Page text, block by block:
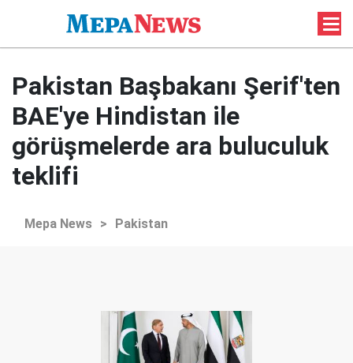
Pakistan Başbakanı Şerif'ten
BAE'ye Hindistan ile
görüşmelerde ara buluculuk
teklifi
Mepa News > Pakistan